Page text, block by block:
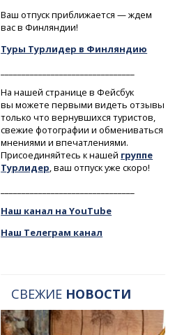
Ваш отпуск приближается — ждем
вас в Финляндии!
Туры Турлидер в Финляндию
На нашей странице в Фейсбук
вы можете первыми видеть отзывы
только что вернувшихся туристов,
свежие фотографии и обмениваться
мнениями и впечатлениями.
Присоединяйтесь к нашей группе
Турлидер, ваш отпуск уже скоро!
Наш канал на YouTube
Наш Телеграм канал
СВЕЖИЕ НОВОСТИ